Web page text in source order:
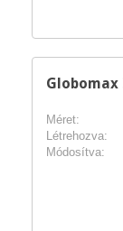
Globomax
Méret:
Létrehozva:
Módosítva: